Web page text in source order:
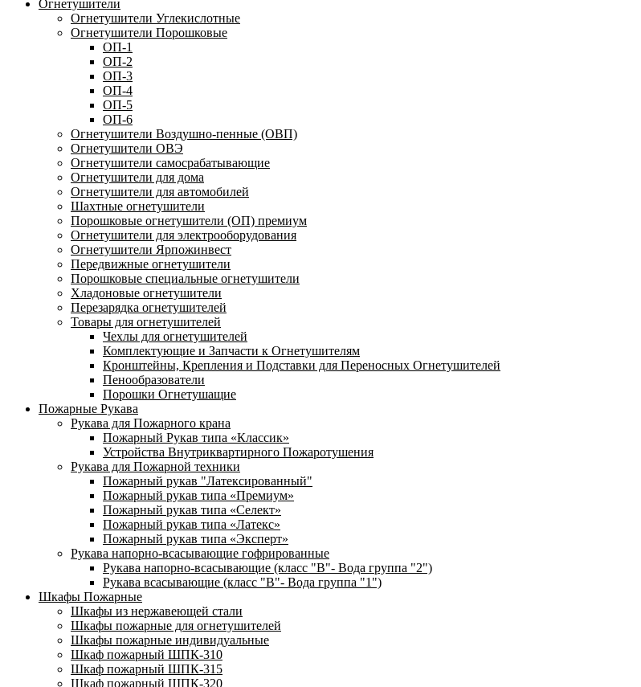
Огнетушители
Огнетушители Углекислотные
Огнетушители Порошковые
ОП-1
ОП-2
ОП-3
ОП-4
ОП-5
ОП-6
Огнетушители Воздушно-пенные (ОВП)
Огнетушители ОВЭ
Огнетушители самосрабатывающие
Огнетушители для дома
Огнетушители для автомобилей
Шахтные огнетушители
Порошковые огнетушители (ОП) премиум
Огнетушители для электрооборудования
Огнетушители Ярпожинвест
Передвижные огнетушители
Порошковые специальные огнетушители
Хладоновые огнетушители
Перезарядка огнетушителей
Товары для огнетушителей
Чехлы для огнетушителей
Комплектующие и Запчасти к Огнетушителям
Кронштейны, Крепления и Подставки для Переносных Огнетушителей
Пенообразователи
Порошки Огнетушащие
Пожарные Рукава
Рукава для Пожарного крана
Пожарный Рукав типа «Классик»
Устройства Внутриквартирного Пожаротушения
Рукава для Пожарной техники
Пожарный рукав "Латексированный"
Пожарный рукав типа «Премиум»
Пожарный рукав типа «Селект»
Пожарный рукав типа «Латекс»
Пожарный рукав типа «Эксперт»
Рукава напорно-всасывающие гофрированные
Рукава напорно-всасывающие (класс "В"- Вода группа "2")
Рукава всасывающие (класс "В"- Вода группа "1")
Шкафы Пожарные
Шкафы из нержавеющей стали
Шкафы пожарные для огнетушителей
Шкафы пожарные индивидуальные
Шкаф пожарный ШПК-310
Шкаф пожарный ШПК-315
Шкаф пожарный ШПК-320